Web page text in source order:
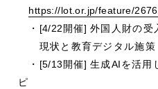
https://lot.or.jp/feature/
・ [4/22開催]外国人財の受
現状と教育デジタル施策
・ [5/13開催]生成AIを活用
ピ